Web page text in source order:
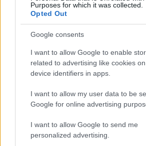
Purposes for which it was collected.
Opted Out
Google consents
I want to allow Google to enable
related to advertising like cookies
device identifiers in apps.
I want to allow my user data to be
Google for online advertising
I want to allow Google to send me
personalized advertising.
tetőcserép
Tetőépítés -és felújítás? Legyen
költségtervezésben!